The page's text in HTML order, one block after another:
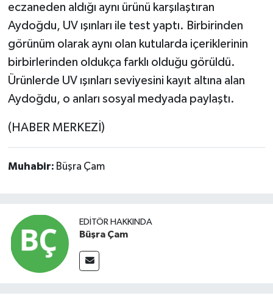
eczaneden aldığı aynı ürünü karşılaştıran
Aydoğdu, UV ışınları ile test yaptı. Birbirinden
görünüm olarak aynı olan kutularda içeriklerinin
birbirlerinden oldukça farklı olduğu görüldü.
Ürünlerde UV ışınları seviyesini kayıt altına alan
Aydoğdu, o anları sosyal medyada paylaştı.
(HABER MERKEZİ)
Muhabir: Büşra Çam
EDITÖR HAKKINDA
Büşra Çam